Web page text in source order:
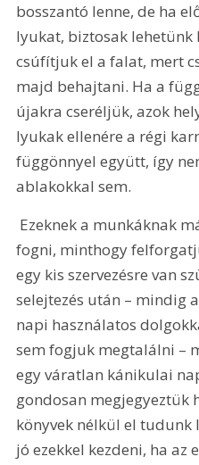
bosszantó lenne, de ha
lyukat, biztosak lehetünk
csúfítjuk el a falat, mert
majd behajtani. Ha a
újakra cseréljük, azok
lyukak ellenére a régi
függönnyel együtt, így
ablakokkal sem.
fogni, minthogy
egy kis szervezésre van
selejtezés után – mindig
napi használatos
sem fogjuk megtalálni –
egy váratlan kánikulai
gondosan megjegyeztük
könyvek nélkül el tudunk
jó ezekkel kezdeni, ha az